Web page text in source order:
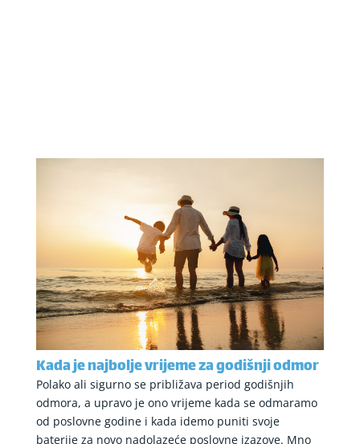
Kada je najbolje vrijeme za godišnji odmor
Polako ali sigurno se približava period godišnjih
odmora, a upravo je ono vrijeme kada se odmaramo
od poslovne godine i kada idemo puniti svoje
baterije za novo nadolazeće poslovne izazove. Mno